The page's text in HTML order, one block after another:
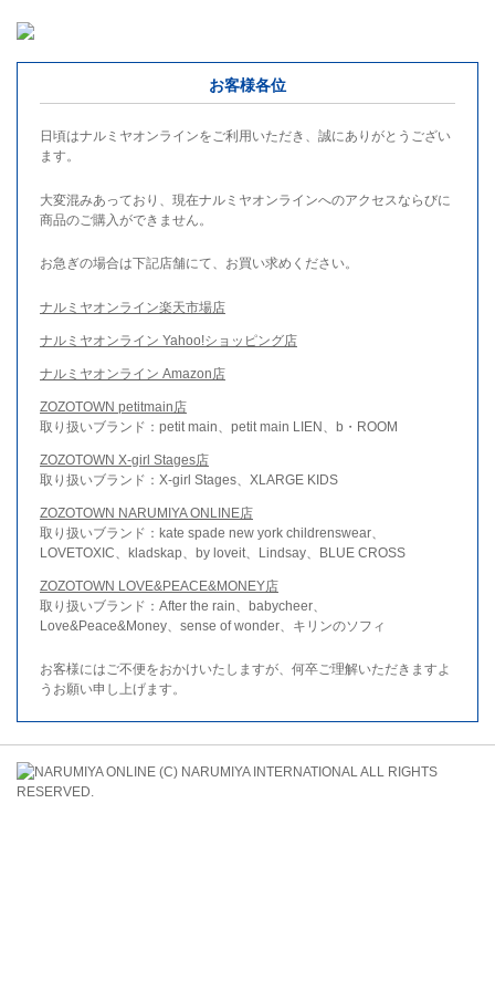
お客様各位
日頃はナルミヤオンラインをご利用いただき、誠にありがとうござい
ます。
大変混みあっており、現在ナルミヤオンラインへのアクセスならびに
商品のご購入ができません。
お急ぎの場合は下記店舗にて、お買い求めください。
ナルミヤオンライン楽天市場店
ナルミヤオンライン Yahoo!ショッピング店
ナルミヤオンライン Amazon店
ZOZOTOWN petitmain店
取り扱いブランド：petit main、petit main LIEN、b・ROOM
ZOZOTOWN X-girl Stages店
取り扱いブランド：X-girl Stages、XLARGE KIDS
ZOZOTOWN NARUMIYA ONLINE店
取り扱いブランド：kate spade new york childrenswear、
LOVETOXIC、kladskap、by loveit、Lindsay、BLUE CROSS
ZOZOTOWN LOVE&PEACE&MONEY店
取り扱いブランド：After the rain、babycheer、
Love&Peace&Money、sense of wonder、キリンのソフィ
お客様にはご不便をおかけいたしますが、何卒ご理解いただきますよ
うお願い申し上げます。